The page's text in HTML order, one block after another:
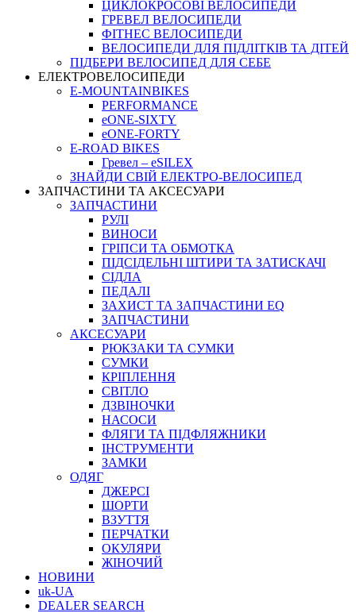
ЦИКЛОКРОСОВІ ВЕЛОСИПЕДИ
ГРЕВЕЛ ВЕЛОСИПЕДИ
ФІТНЕС ВЕЛОСИПЕДИ
ВЕЛОСИПЕДИ ДЛЯ ПІДЛІТКІВ ТА ДІТЕЙ
ПIДБЕРИ ВЕЛОСИПЕД ДЛЯ СЕБЕ
ЕЛЕКТРОВЕЛОСИПЕДИ
E-MOUNTAINBIKES
PERFORMANCE
eONE-SIXTY
eONE-FORTY
E-ROAD BIKES
Гревел – eSILEX
ЗНАЙДИ СВІЙ ЕЛЕКТРО-ВЕЛОСИПЕД
ЗАПЧАСТИНИ ТА АКСЕСУАРИ
ЗАПЧАСТИНИ
РУЛІ
ВИНОСИ
ГРІПСИ ТА ОБМОТКА
ПІДСІДЕЛЬНІ ШТИРИ ТА ЗАТИСКАЧІ
СІДЛА
ПЕДАЛІ
ЗАХИСТ ТА ЗАПЧАСТИНИ EQ
ЗАПЧАСТИНИ
АКСЕСУАРИ
РЮКЗАКИ ТА СУМКИ
СУМКИ
КРІПЛЕННЯ
СВІТЛО
ДЗВІНОЧКИ
НАСОСИ
ФЛЯГИ ТА ПІДФЛЯЖНИКИ
ІНСТРУМЕНТИ
ЗАМКИ
ОДЯГ
ДЖЕРСІ
ШОРТИ
ВЗУТТЯ
ПЕРЧАТКИ
ОКУЛЯРИ
ЖІНОЧИЙ
НОВИНИ
uk-UA
DEALER SEARCH